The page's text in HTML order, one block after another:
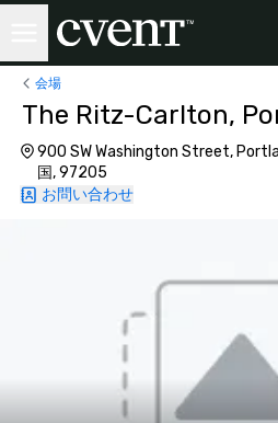
会場
The Ritz-Carlton,
900 SW Washington Street,
国, 97205
お問い合わせ